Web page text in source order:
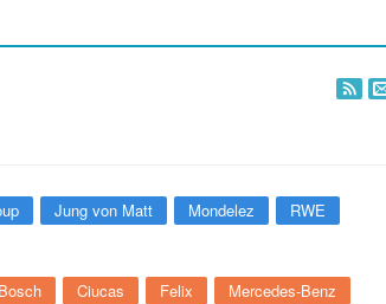
Jung von Matt Mondelez
RWE
Bosch Ciucas Felix
Mercedes-Benz